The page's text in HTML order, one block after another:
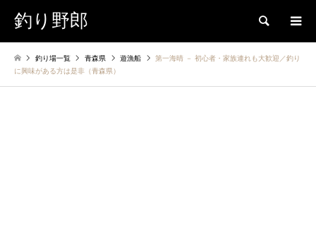
釣り野郎 検索
釣り場一覧 青森県 遊漁船
第一海晴 － 初心者・家族連れも大歓迎／釣り
に興味がある方は是非（青森県）